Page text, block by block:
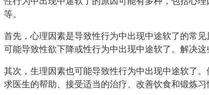
等。
首先，心理因素是导致性行为中出现中途软了的常
可能导致性欲下降或性行为中出现中途软了。解决
其次，生理因素也可能导致性行为中出现中途软了
求医生的帮助、接受适当的治疗、改善饮食和锻炼习